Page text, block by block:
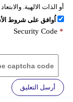
أو الذات الالهية.
اُوافق على شروط
Security Code *
أرسل التعليق